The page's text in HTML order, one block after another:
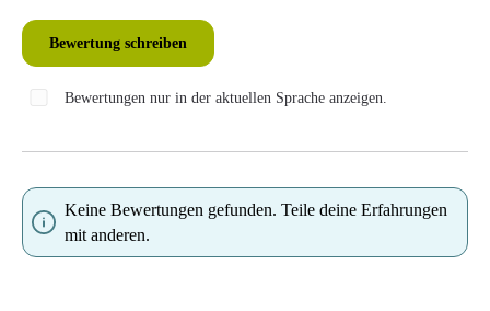
Bewertung schreiben
Bewertungen nur in der aktuellen Sprache anzeigen.
Keine Bewertungen gefunden. Teile deine Erfahrungen
mit anderen.